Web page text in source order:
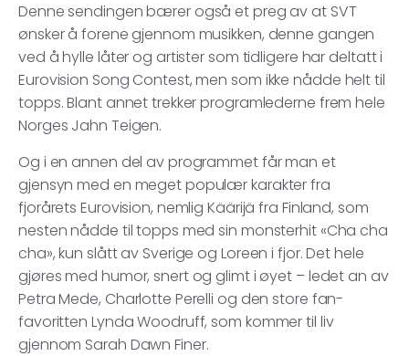
Denne sendingen bærer også et preg av at SVT
ønsker å forene gjennom musikken, denne gangen
ved å hylle låter og artister som tidligere har deltatt i
Eurovision Song Contest, men som ikke nådde helt til
topps. Blant annet trekker programlederne frem hele
Norges Jahn Teigen.
Og i en annen del av programmet får man et
gjensyn med en meget populær karakter fra
fjorårets Eurovision, nemlig Käärijä fra Finland, som
nesten nådde til topps med sin monsterhit «Cha cha
cha», kun slått av Sverige og Loreen i fjor. Det hele
gjøres med humor, snert og glimt i øyet – ledet an av
Petra Mede, Charlotte Perelli og den store fan-
favoritten Lynda Woodruff, som kommer til liv
gjennom Sarah Dawn Finer.